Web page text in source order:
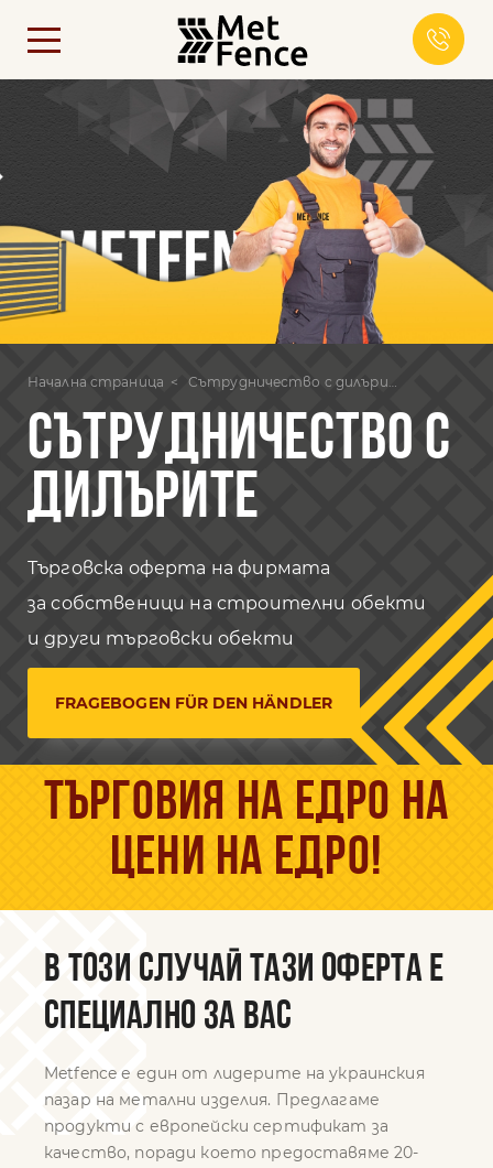
Начална страница Сътрудничество с дилърите
СЪТРУДНИЧЕСТВО С
ДИЛЪРИТЕ
Търговска оферта на фирмата
за собственици на строителни обекти
и други търговски обекти
FRAGEBOGEN FÜR DEN HÄNDLER
Търговия на едро на
цени на едро!
В ТОЗИ СЛУЧАЙ ТАЗИ ОФЕРТА Е
СПЕЦИАЛНО ЗА ВАС
Metfence е един от лидерите на украинския
пазар на метални изделия. Предлагаме
продукти с европейски сертификат за
качество, поради което предоставяме 20-